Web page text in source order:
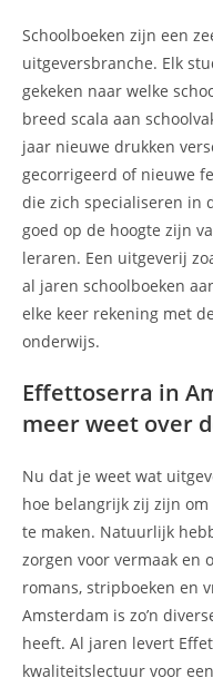
Schoolboeken zijn een
uitgeversbranche. Elk
gekeken naar welke
breed scala aan
jaar nieuwe drukken
gecorrigeerd of nieuwe
die zich specialiseren in
goed op de hoogte zijn
leraren. Een uitgeverij
al jaren schoolboeken
elke keer rekening met
onderwijs.
Effettoserra in
meer weet over
Nu dat je weet wat
hoe belangrijk zij zijn
te maken. Natuurlijk
zorgen voor vermaak en
romans, stripboeken en
Amsterdam is zo’n
heeft. Al jaren levert
kwaliteitslectuur voor